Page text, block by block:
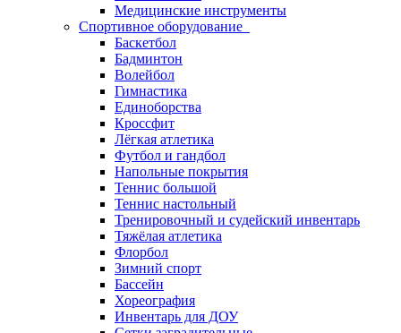
Медицинские инструменты
Спортивное оборудование
Баскетбол
Бадминтон
Волейбол
Гимнастика
Единоборства
Кроссфит
Лёгкая атлетика
Футбол и гандбол
Напольные покрытия
Теннис большой
Теннис настольный
Тренировочный и судейский инвентарь
Тяжёлая атлетика
Флорбол
Зимний спорт
Бассейн
Хореография
Инвентарь для ДОУ